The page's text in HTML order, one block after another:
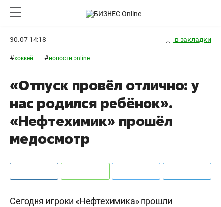
30.07 14:18 в закладки
#хоккей #новости online
«Отпуск провёл отлично: у
нас родился ребёнок».
«Нефтехимик» прошёл
медосмотр
Сегодня игроки «Нефтехимика» прошли